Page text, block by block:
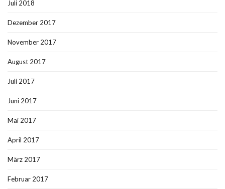
Juli 2018
Dezember 2017
November 2017
August 2017
Juli 2017
Juni 2017
Mai 2017
April 2017
März 2017
Februar 2017